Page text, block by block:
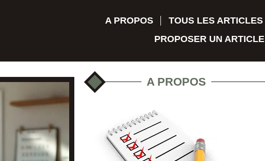
A PROPOS
TOUS LES ARTICLES
PROPOSER UN ARTICLE
A PROPOS